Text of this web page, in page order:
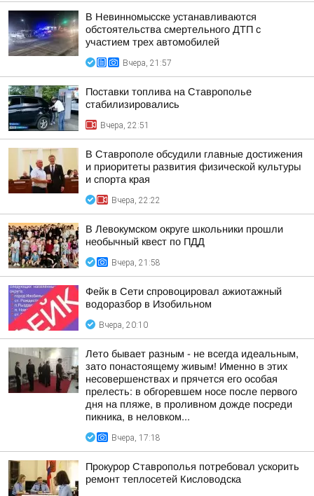
В Невинномысске устанавливаются
обстоятельства смертельного ДТП с
участием трех автомобилей
Вчера, 21:57
Поставки топлива на Ставрополье
стабилизировались
Вчера, 22:51
В Ставрополе обсудили главные достижения
и приоритеты развития физической культуры
и спорта края
Вчера, 22:22
В Левокумском округе школьники прошли
необычный квест по ПДД
Вчера, 21:58
Фейк в Сети спровоцировал ажиотажный
водоразбор в Изобильном
Вчера, 20:10
Лето бывает разным - не всегда идеальным,
зато понастоящему живым! Именно в этих
несовершенствах и прячется его особая
прелесть: в обгоревшем носе после первого
дня на пляже, в проливном дожде посреди
пикника, в неловком...
Вчера, 17:18
Прокурор Ставрополья потребовал ускорить
ремонт теплосетей Кисловодска